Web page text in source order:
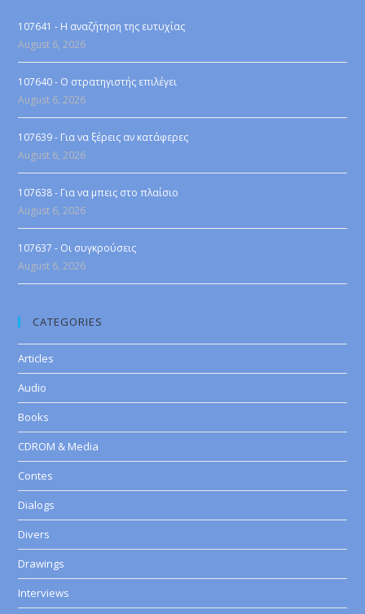
107641 - Η αναζήτηση της ευτυχίας
August 6, 2026
107640 - Ο στρατηγιστής επιλέγει
August 6, 2026
107639 - Για να ξέρεις αν κατάφερες
August 6, 2026
107638 - Για να μπεις στο πλαίσιο
August 6, 2026
107637 - Οι συγκρούσεις
August 6, 2026
CATEGORIES
Articles
Audio
Books
CDROM & Media
Contes
Dialogs
Divers
Drawings
Interviews